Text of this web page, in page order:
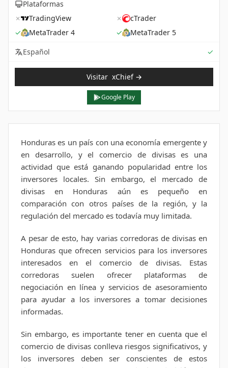
Plataformas
✗
TradingView ✗
cTrader
✓
MetaTrader 4 ✓
MetaTrader 5
Español
✓
Visitar xChief→
Google Play
Honduras es un país con una economía emergente y
en desarrollo, y el comercio de divisas es una
actividad que está ganando popularidad entre los
inversores locales. Sin embargo, el mercado de
divisas en Honduras aún es pequeño en
comparación con otros países de la región, y la
regulación del mercado es todavía muy limitada.
A pesar de esto, hay varias corredoras de divisas en
Honduras que ofrecen servicios para los inversores
interesados en el comercio de divisas. Estas
corredoras suelen ofrecer plataformas de
negociación en línea y servicios de asesoramiento
para ayudar a los inversores a tomar decisiones
informadas.
Sin embargo, es importante tener en cuenta que el
comercio de divisas conlleva riesgos significativos, y
los inversores deben ser conscientes de estos